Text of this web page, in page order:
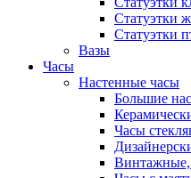
Статуэтки
Статуэтки
Вазы
Часы
Настенные часы
Большие
Часы
Винтажные,